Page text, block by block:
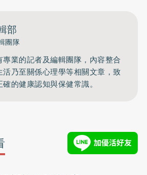
部
團隊
專業的記者及編輯團隊，內容整合
乃至關係心理學等相關文章，致
的健康認知與保健常識。